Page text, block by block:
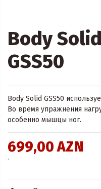
Body
GSS50
Body Solid GSS50
Во время упражнения
особенно мышцы ног.
699,00 AZN
.